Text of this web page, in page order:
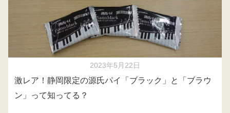
2023年5月22日
激レア！静岡限定の源氏パイ「ブラック」と「ブラウ
ン」って知ってる？